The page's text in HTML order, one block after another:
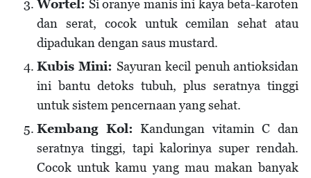
Wortel: Si oranye manis ini kaya beta-karoten
dan serat, cocok untuk cemilan sehat atau
dipadukan dengan saus mustard.
Kubis Mini: Sayuran kecil penuh antioksidan
ini bantu detoks tubuh, plus seratnya tinggi
untuk sistem pencernaan yang sehat.
Kembang Kol: Kandungan vitamin C dan
seratnya tinggi, tapi kalorinya super rendah.
Cocok untuk kamu yang mau makan banyak